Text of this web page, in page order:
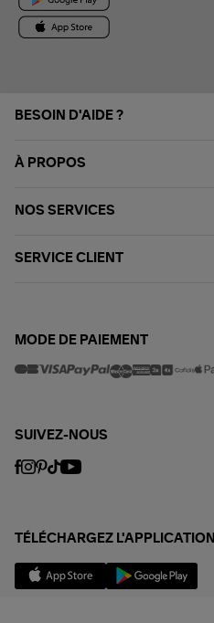
BESOIN D'AIDE ?
À PROPOS
NOS SERVICES
SERVICE CLIENT
MODE DE PAIEMENT
SUIVEZ-NOUS
TÉLÉCHARGEZ L'APPLICATION